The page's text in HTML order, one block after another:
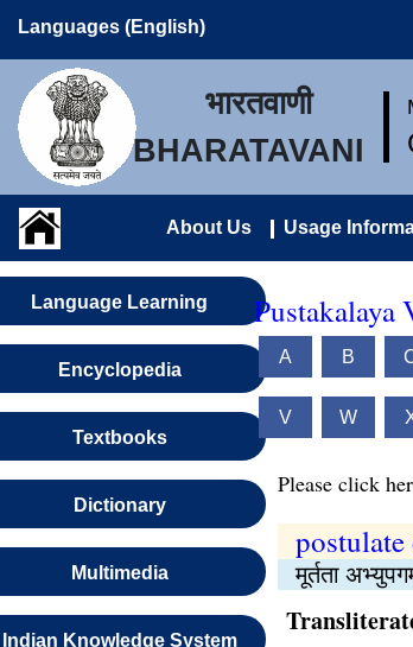
Languages (English)
भारतवाणी
BHARATAVANI
About Us Usage
Language Learning
Encyclopedia
Textbooks
Dictionary
Multimedia
Indian Knowledge System
Pustakalaya
A B
V W
Please click
postulate
मूर्तता